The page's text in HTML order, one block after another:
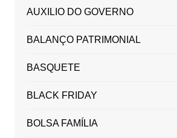
AUXILIO DO GOVERNO
BALANÇO PATRIMONIAL
BASQUETE
BLACK FRIDAY
BOLSA FAMÍLIA